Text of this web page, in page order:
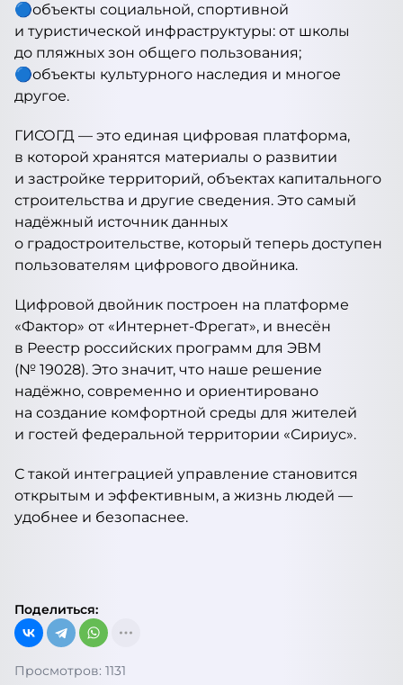
🔵объекты социальной, спортивной
и туристической инфраструктуры: от школы
до пляжных зон общего пользования;
🔵объекты культурного наследия и многое
другое.
ГИСОГД — это единая цифровая платформа,
в которой хранятся материалы о развитии
и застройке территорий, объектах капитального
строительства и другие сведения. Это самый
надёжный источник данных
о градостроительстве, который теперь доступен
пользователям цифрового двойника.
Цифровой двойник построен на платформе
«Фактор» от «Интернет-Фрегат», и внесён
в Реестр российских программ для ЭВМ
(№ 19028). Это значит, что наше решение
надёжно, современно и ориентировано
на создание комфортной среды для жителей
и гостей федеральной территории «Сириус».
С такой интеграцией управление становится
открытым и эффективным, а жизнь людей —
удобнее и безопаснее.
Поделиться:
Просмотров: 1131